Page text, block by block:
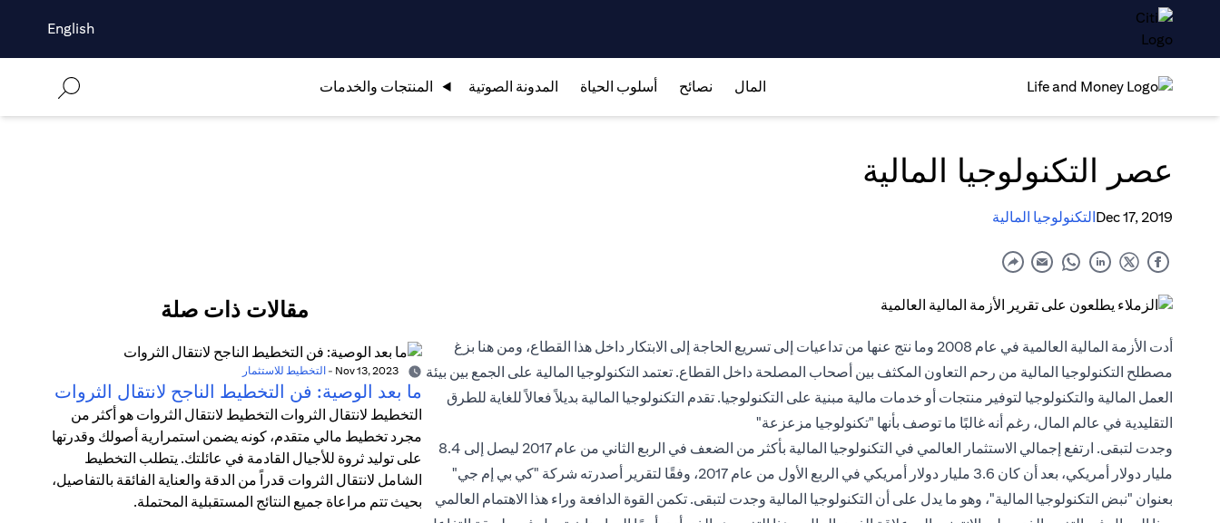
English
المال نصائح أسلوب الحياة المدونة الصوتية المنتجات والخدمات
عصر التكنولوجيا المالية
Dec 17, 2019التكنولوجيا المالية
أدت الأزمة المالية العالمية في عام 2008 وما نتج عنها من تداعيات إلى تسريع الحاجة إلى الابتكار داخل هذا القطاع، ومن هنا بزغ
مصطلح التكنولوجيا المالية من رحم التعاون المكثف بين أصحاب المصلحة داخل القطاع. تعتمد التكنولوجيا المالية على الجمع بين بيئة
العمل المالية والتكنولوجيا لتوفير منتجات أو خدمات مالية مبنية على التكنولوجيا. تقدم التكنولوجيا المالية بديلاً فعالاً للغاية للطرق
التقليدية في عالم المال، رغم أنه غالبًا ما توصف بأنها "تكنولوجيا مزعزعة"
وجدت لتبقى. ارتفع إجمالي الاستثمار العالمي في التكنولوجيا المالية بأكثر من الضعف في الربع الثاني من عام 2017 ليصل إلى 8.4
مليار دولار أمريكي، بعد أن كان 3.6 مليار دولار أمريكي في الربع الأول من عام 2017، وفقًا لتقرير أصدرته شركة "كي بي إم جي"
بعنوان "نبض التكنولوجيا المالية"، وهو ما يدل على أن التكنولوجيا المالية وجدت لتبقى. تكمن القوة الدافعة وراء هذا الاهتمام العالمي
مقالات ذات صلة
- التخطيط للاستثمار
ما بعد الوصية: فن التخطيط الناجح لانتقال الثروات
التخطيط لانتقال الثروات التخطيط لانتقال الثروات هو أكثر من
مجرد تخطيط مالي متقدم، كونه يضمن استمرارية أصولك وقدرتها
على توليد ثروة للأجيال القادمة في عائلتك. يتطلب التخطيط
الشامل لانتقال الثروات قدراً من الدقة والعناية الفائقة بالتفاصيل،
بحيث تتم مراعاة جميع النتائج المستقبلية المحتملة.